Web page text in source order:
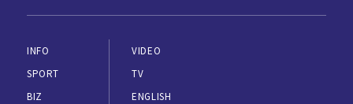
INFO
SPORT
BIZ
VIDEO
TV
ENGLISH